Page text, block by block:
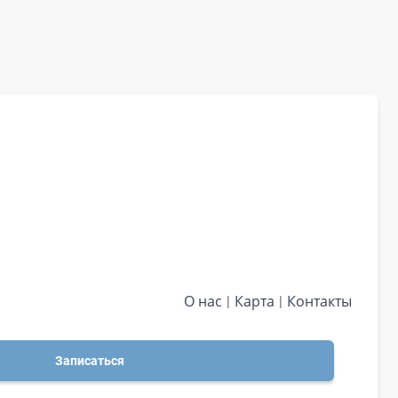
О нас Карта Контакты
Записаться